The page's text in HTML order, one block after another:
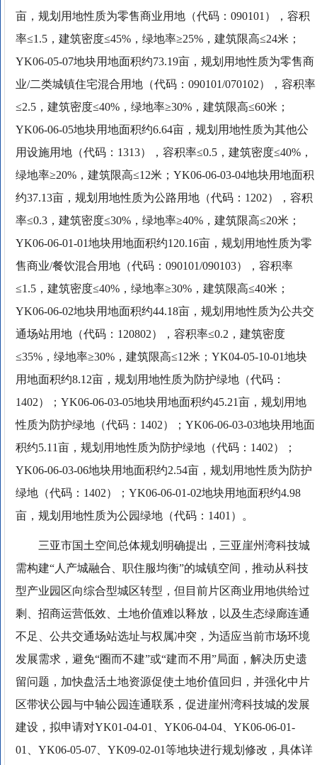
亩，规划用地性质为零售商业用地（代码：090101），容积
率≤1.5，建筑密度≤45%，绿地率≥25%，建筑限高≤24米；
YK06-05-07地块用地面积约73.19亩，规划用地性质为零售商
业/二类城镇住宅混合用地（代码：090101/070102），容积率
≤2.5，建筑密度≤40%，绿地率≥30%，建筑限高≤60米；
YK06-06-05地块用地面积约6.64亩，规划用地性质为其他公
用设施用地（代码：1313），容积率≤0.5，建筑密度≤40%，
绿地率≥20%，建筑限高≤12米；YK06-06-03-04地块用地面积
约37.13亩，规划用地性质为公路用地（代码：1202），容积
率≤0.3，建筑密度≤30%，绿地率≥40%，建筑限高≤20米；
YK06-06-01-01地块用地面积约120.16亩，规划用地性质为零
售商业/餐饮混合用地（代码：090101/090103），容积率
≤1.5，建筑密度≤40%，绿地率≥30%，建筑限高≤40米；
YK06-06-02地块用地面积约44.18亩，规划用地性质为公共交
通场站用地（代码：120802），容积率≤0.2，建筑密度
≤35%，绿地率≥30%，建筑限高≤12米；YK04-05-10-01地块
用地面积约8.12亩，规划用地性质为防护绿地（代码：
1402）；YK06-06-03-05地块用地面积约45.21亩，规划用地
性质为防护绿地（代码：1402）；YK06-06-03-03地块用地面
积约5.11亩，规划用地性质为防护绿地（代码：1402）；
YK06-06-03-06地块用地面积约2.54亩，规划用地性质为防护
绿地（代码：1402）；YK06-06-01-02地块用地面积约4.98
亩，规划用地性质为公园绿地（代码：1401）。
三亚市国土空间总体规划明确提出，三亚崖州湾科技城
需构建“人产城融合、职住服均衡”的城镇空间，推动从科技
型产业园区向综合型城区转型，但目前片区商业用地供给过
剩、招商运营低效、土地价值难以释放，以及生态绿廊连通
不足、公共交通场站选址与权属冲突，为适应当前市场环境
发展需求，避免“圈而不建”或“建而不用”局面，解决历史遗
留问题，加快盘活土地资源促使土地价值回归，并强化中片
区带状公园与中轴公园连通联系，促进崖州湾科技城的发展
建设，拟申请对YK01-04-01、YK06-04-04、YK06-06-01-
01、YK06-05-07、YK09-02-01等地块进行规划修改，具体详